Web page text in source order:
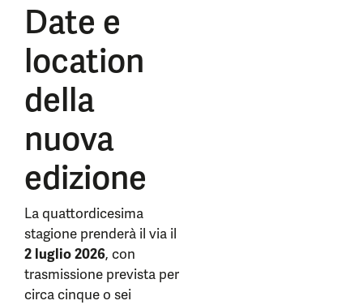
Date e
location
della
nuova
edizione
La quattordicesima
stagione prenderà il via il
2 luglio 2026, con
trasmissione prevista per
circa cinque o sei